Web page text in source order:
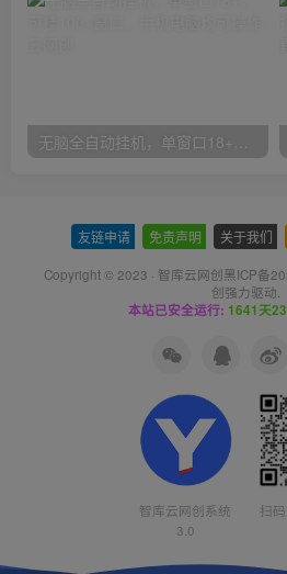
无脑全自动挂机，单窗口18+，可挂100+窗口，手机电脑均可操作
友链申请 免责声明 关于我们
Copyright © 2023 · 智库云网创黑ICP备
创强力驱动.
本站已安全运行: 1641天
智库云网创系统
3.0
扫